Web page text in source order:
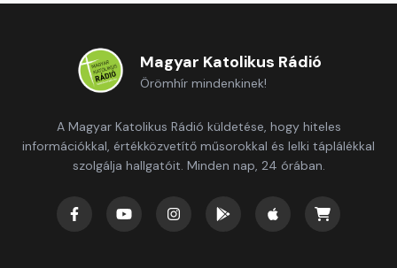
Magyar Katolikus Rádió
Örömhír mindenkinek!
A Magyar Katolikus Rádió küldetése, hogy hiteles
információkkal, értékközvetítő műsorokkal és lelki táplálékkal
szolgálja hallgatóit. Minden nap, 24 órában.